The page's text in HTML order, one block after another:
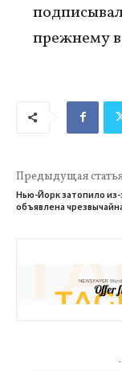
прежнему в
Предыдущая
Нью-Йорк затопило из-
объявлена